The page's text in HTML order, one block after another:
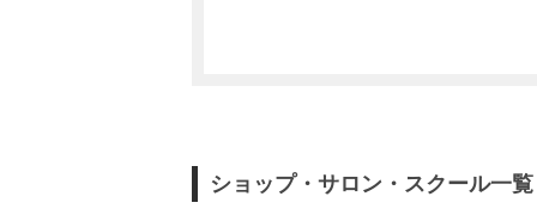
ショップ・サロン・スクール一覧